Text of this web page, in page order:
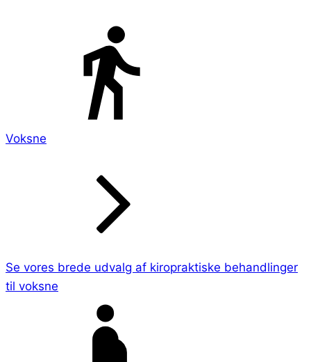
Voksne
Se vores brede udvalg af kiropraktiske behandlinger
til voksne